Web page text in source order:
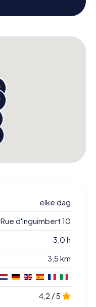
elke dag
Rue d'Inguimbert 10
3,0 h
3,5 km
4,2 / 5